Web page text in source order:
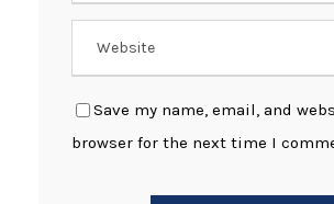
Save my name, email, and
browser for the next time I